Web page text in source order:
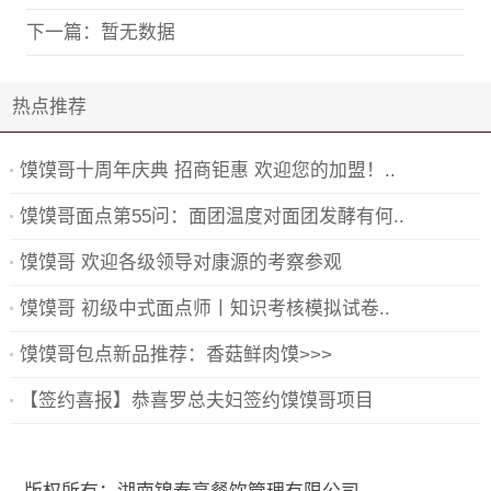
下一篇： 暂无数据
热点推荐
馍馍哥十周年庆典 招商钜惠 欢迎您的加盟！..
馍馍哥面点第55问：面团温度对面团发酵有何..
馍馍哥 欢迎各级领导对康源的考察参观
馍馍哥 初级中式面点师丨知识考核模拟试卷..
馍馍哥包点新品推荐：香菇鲜肉馍>>>
【签约喜报】恭喜罗总夫妇签约馍馍哥项目